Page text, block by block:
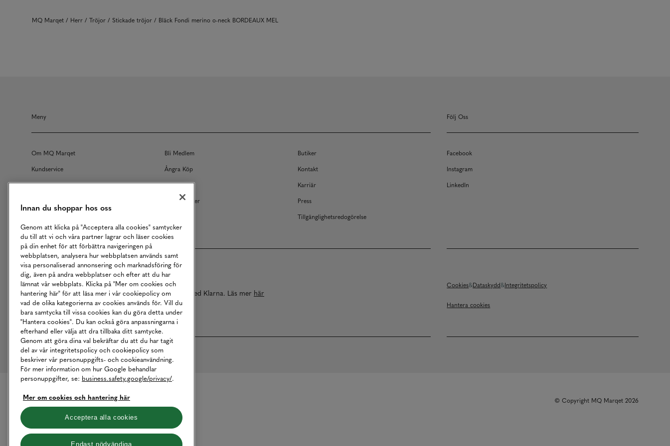
MQ Marqet Herr Tröjor Stickade tröjor Bläck Fondi merino o-neck BORDEAUX MEL
Meny
Om MQ Marqet Bli Medlem
Butiker
Kundservice
Ångra Köp
Kontakt
Returer
Köpvillkor
Karriär
Våra Tjänster
Press
Tillgänglighetsredogörelse
Följ Oss
Facebook
Instagram
LinkedIn
Betalningar online sköts i samarbete med Klarna. Läs mer här
Cookies Dataskydd Integritetspolicy
Hantera cookies
© Copyright MQ Marqet 2026
Innan du shoppar hos oss
Genom att klicka på "Acceptera alla cookies" samtycker
du till att vi och våra partner lagrar och läser cookies
på din enhet för att förbättra navigeringen på
webbplatsen, analysera hur webbplatsen används samt
visa personaliserad annonsering och marknadsföring för
dig, även på andra webbplatser och efter att du har
lämnat vår webbplats. Klicka på "Mer om cookies och
hantering här" för att läsa mer i vår cookiepolicy om
vad de olika kategorierna av cookies används för. Vill du
bara samtycka till vissa cookies kan du göra detta under
"Hantera cookies". Du kan också göra anpassningarna i
efterhand eller välja att dra tillbaka ditt samtycke.
Genom att göra dina val bekräftar du att du har tagit
del av vår integritetspolicy och cookiepolicy som
beskriver vår personuppgifts- och cookieanvändning.
För mer information om hur Google behandlar
personuppgifter, se: business.safety.google/privacy/.
Mer om cookies och hantering här
Acceptera alla cookies
Endast nödvändiga